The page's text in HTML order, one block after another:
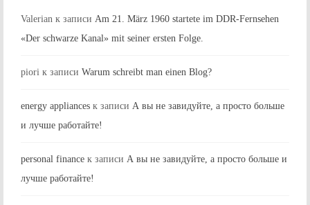
Valerian к записи Am 21. März 1960 startete im DDR-Fernsehen
«Der schwarze Kanal» mit seiner ersten Folge.
piori к записи Warum schreibt man einen Blog?
energy appliances к записи А вы не завидуйте, а просто больше
и лучше работайте!
personal finance к записи А вы не завидуйте, а просто больше и
лучше работайте!